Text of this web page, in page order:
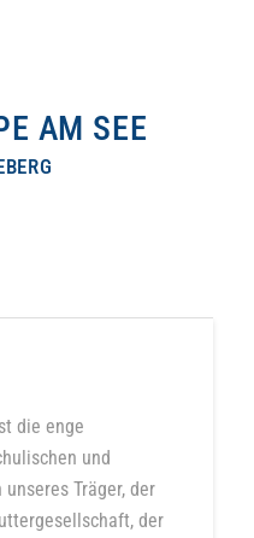
AM SEE
die enge
und
Träger, der
der